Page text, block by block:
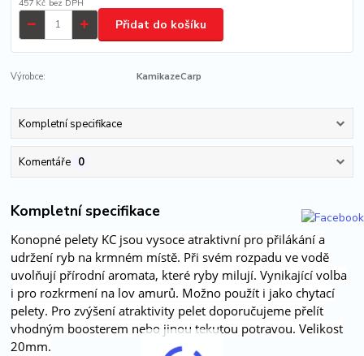
457 Kč bez DPH
Přidat do košíku
Výrobce: KamikazeCarp
Kompletní specifikace
Komentáře 0
Kompletní specifikace
Konopné pelety KC jsou vysoce atraktivní pro přilákání a
udržení ryb na krmném místě. Při svém rozpadu ve vodě
uvolňují přírodní aromata, které ryby milují. Vynikající volba
i pro rozkrmení na lov amurů. Možno použít i jako chytací
pelety. Pro zvýšení atraktivity pelet doporučujeme přelít
vhodným boosterem nebo jinou tekutou potravou. Velikost
20mm.